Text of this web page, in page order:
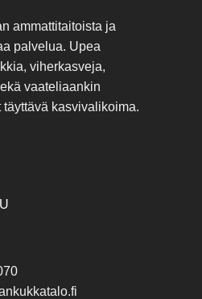
ammattitaitoista ja
palvelua. Upea
viherkasveja,
vaateliaankin
kasvivalikoima.